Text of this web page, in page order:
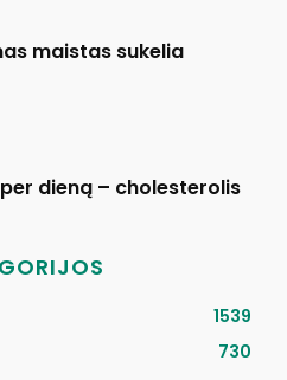
maistas sukelia
dieną – cholesterolis
1539
730